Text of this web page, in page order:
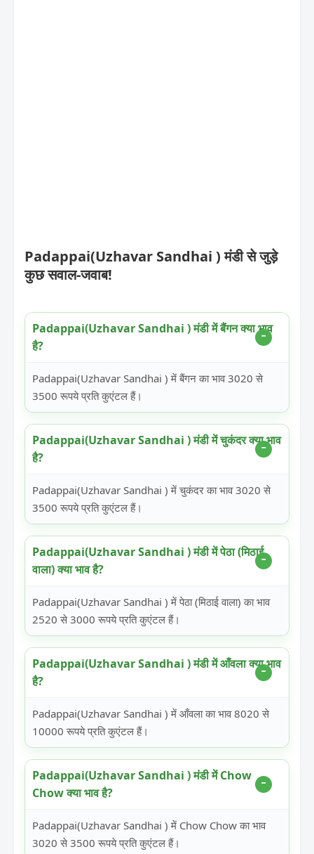
Padappai(Uzhavar Sandhai ) मंडी से जुड़े
कुछ सवाल-जवाब!
Padappai(Uzhavar Sandhai ) मंडी में बैंगन क्या भाव
है?
Padappai(Uzhavar Sandhai ) में बैंगन का भाव 3020 से
3500 रूपये प्रति कुएंटल हैं।
Padappai(Uzhavar Sandhai ) मंडी में चुकंदर क्या भाव
है?
Padappai(Uzhavar Sandhai ) में चुकंदर का भाव 3020 से
3500 रूपये प्रति कुएंटल हैं।
Padappai(Uzhavar Sandhai ) मंडी में पेठा (मिठाई
वाला) क्या भाव है?
Padappai(Uzhavar Sandhai ) में पेठा (मिठाई वाला) का भाव
2520 से 3000 रूपये प्रति कुएंटल हैं।
Padappai(Uzhavar Sandhai ) मंडी में आँवला क्या भाव
है?
Padappai(Uzhavar Sandhai ) में आँवला का भाव 8020 से
10000 रूपये प्रति कुएंटल हैं।
Padappai(Uzhavar Sandhai ) मंडी में Chow
Chow क्या भाव है?
Padappai(Uzhavar Sandhai ) में Chow Chow का भाव
3020 से 3500 रूपये प्रति कुएंटल हैं।